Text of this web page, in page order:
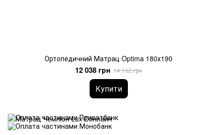
Ортопедичний Матрац Optima 180х190
12 038 грн 14 162 грн
Купити